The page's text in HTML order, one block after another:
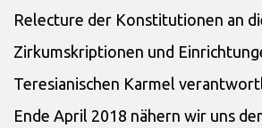
Relecture der Konstitutionen an
Zirkumskriptionen und
Teresianischen Karmel
Ende April 2018 nähern wir uns